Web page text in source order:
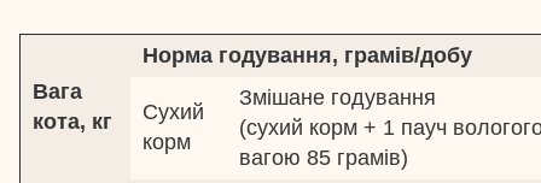
Вага
кота, кг
Норма годування, грамів/добу
Сухий
корм
Змішане годування
(сухий корм + 1 пауч
вагою 85 грамів)